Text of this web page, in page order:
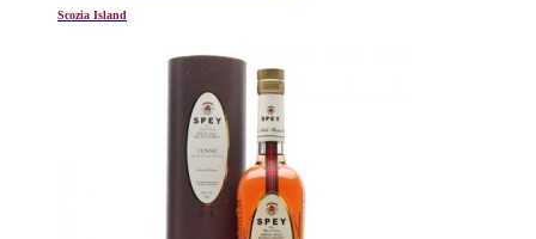
Scozia Island